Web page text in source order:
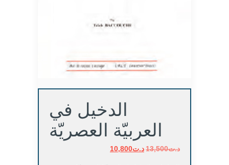
الدخيل في
العربيّة العصريّة
د.ت13,500 السعر
د.ت10,800